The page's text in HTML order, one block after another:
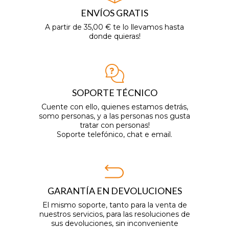
ENVÍOS GRATIS
A partir de 35,00 € te lo llevamos hasta
donde quieras!
SOPORTE TÉCNICO
Cuente con ello, quienes estamos detrás,
somo personas, y a las personas nos gusta
tratar con personas!
Soporte telefónico, chat e email.
GARANTÍA EN DEVOLUCIONES
El mismo soporte, tanto para la venta de
nuestros servicios, para las resoluciones de
sus devoluciones, sin inconveniente